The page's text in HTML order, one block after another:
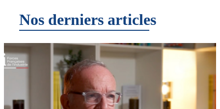
Nos derniers articles